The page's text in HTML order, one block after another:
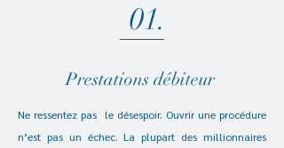
01.
Prestations débiteur
Ne ressentez pas le désespoir. Ouvrir une procédure
n’est pas un échec. La plupart des millionnaires